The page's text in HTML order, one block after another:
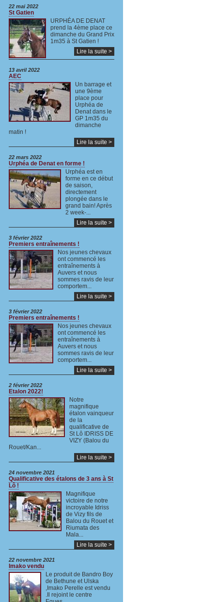
22 mai 2022
St Gatien
URPHÉA DE DENAT
prend la 4ème place ce
dimanche du Grand Prix
1m35 à St Gatien !
Lire la suite >
13 avril 2022
AEC
Un barrage et
une 9ème
place pour
Urphéa de
Denat dans le
GP 1m35 du
dimanche
matin !
Lire la suite >
22 mars 2022
Urphéa de Denat en forme !
Urphéa est en
forme en ce début
de saison,
directement
plongée dans le
grand bain! Après
2 week-...
Lire la suite >
3 février 2022
Premiers entraînements !
Nos jeunes chevaux
ont commencé les
entraînements à
Auvers et nous
sommes ravis de leur
comportem...
Lire la suite >
3 février 2022
Premiers entraînements !
Nos jeunes chevaux
ont commencé les
entraînements à
Auvers et nous
sommes ravis de leur
comportem...
Lire la suite >
2 février 2022
Etalon 2022!
Notre
magnifique
étalon vainqueur
de la
qualificative de
St Lô IDRISS DE
VIZY (Balou du
Rouet/Kan...
Lire la suite >
24 novembre 2021
Qualificative des étalons de 3 ans à St
Lô !
Magnifique
victoire de notre
incroyable Idriss
de Vizy fils de
Balou du Rouet et
Riumata des
Mala...
Lire la suite >
22 novembre 2021
Imako vendu
Le produit de Bandro Boy
de Bethune et Ulska
,Imako Perelle est vendu
.Il rejoint le centre